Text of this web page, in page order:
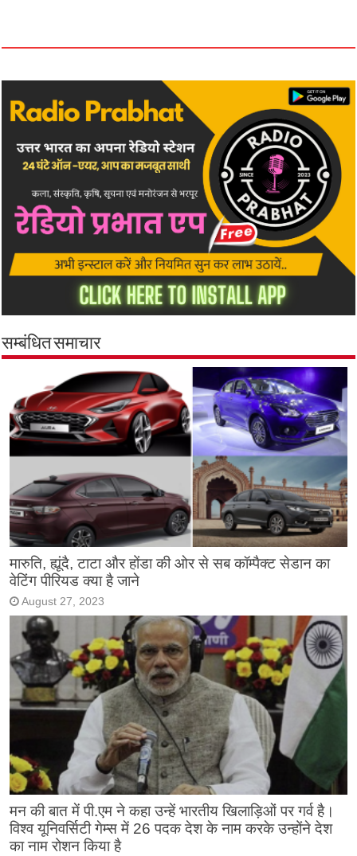
सम्बंधित समाचार
मारुति, ह्यूंदै, टाटा और होंडा की ओर से सब कॉम्पैक्ट सेडान का
वेटिंग पीरियड क्या है जाने
August 27, 2023
मन की बात में पी.एम ने कहा उन्हें भारतीय खिलाड़िओं पर गर्व है।
विश्व यूनिवर्सिटी गेम्स में 26 पदक देश के नाम करके उन्होंने देश
का नाम रोशन किया है